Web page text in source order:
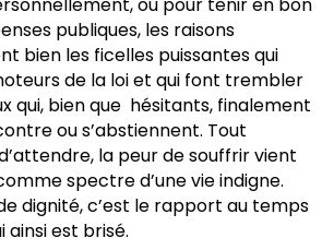
publiques, les raisons
bien les ficelles puissantes qui
de la loi et qui font trembler
qui, bien que hésitants, finalement
ou s’abstiennent. Tout
la peur de souffrir vient
spectre d’une vie indigne.
dignité, c’est le rapport au temps
ainsi est brisé.